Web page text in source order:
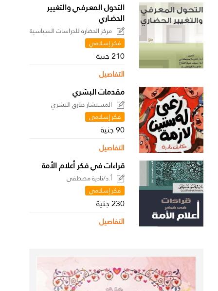
التحول المعـرفـي والتغيير
الحضـاري
مركز الحضارة للدراسات السياسية
فكر إسلامي
210 جنية
التفاصيل
مقدمات البشري
المستشار طارق البشري
فكر إسلامي
90 جنية
التفاصيل
قراءات في فكر أعلام الأمة
أ.د/نادية مصطفى
فكر إسلامي
230 جنية
التفاصيل